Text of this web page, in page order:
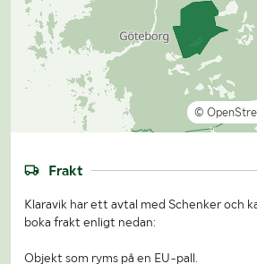
©
Frakt
Klaravik har ett avtal med Schenker och
boka frakt enligt nedan:
Objekt som ryms på en EU-pall.